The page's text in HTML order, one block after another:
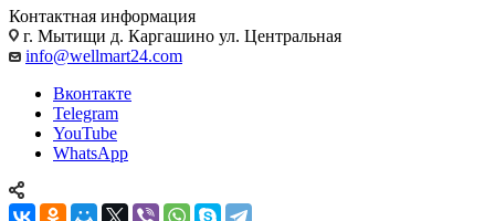
Контактная информация
г. Мытищи д. Каргашино ул. Центральная
info@wellmart24.com
Вконтакте
Telegram
YouTube
WhatsApp